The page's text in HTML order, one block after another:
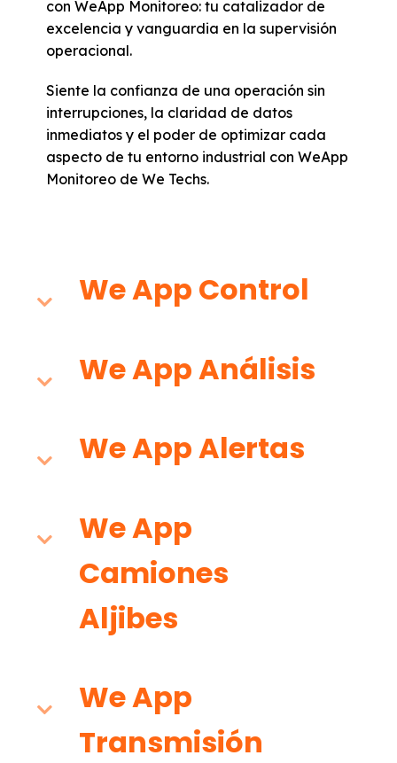
con WeApp Monitoreo: tu catalizador de
excelencia y vanguardia en la supervisión
operacional.
Siente la confianza de una operación sin
interrupciones, la claridad de datos
inmediatos y el poder de optimizar cada
aspecto de tu entorno industrial con WeApp
Monitoreo de We Techs.
We App Control
We App Análisis
We App Alertas
We App
Camiones
Aljibes
We App
Transmisión